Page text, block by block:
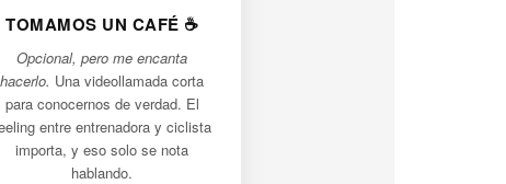
TOMAMOS UN CAFÉ ☕
Opcional, pero me encanta
hacerlo. Una videollamada corta
para conocernos de verdad. El
entre entrenadora y ciclista
importa, y eso solo se nota
hablando.